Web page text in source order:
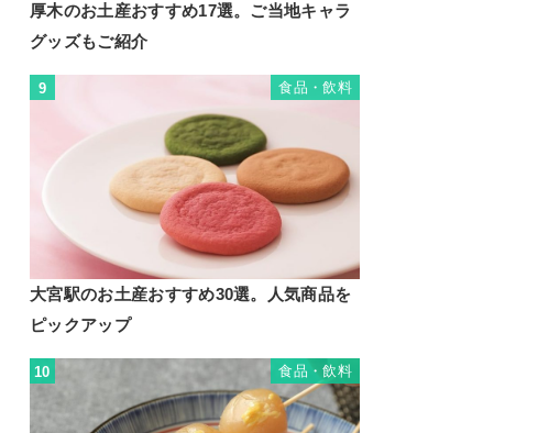
厚木のお土産おすすめ17選。ご当地キャラ
グッズもご紹介
9 食品・飲料
大宮駅のお土産おすすめ30選。人気商品を
ピックアップ
10 食品・飲料